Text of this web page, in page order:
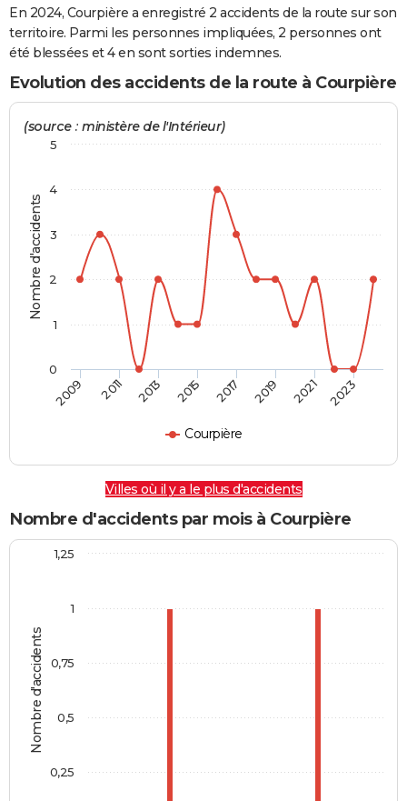
Destinations
City break
Voyage nature
Voyage de noces
Forum
Climat
+
GUIDES D'ACHAT
CARTE DE VOEUX
Dictionnaire
Biographies
Citations
Expressions
Proverbes
PROGRAMME TV
COPAINS D'AVANT
S'inscrire
Se connecter
Lycées
Collèges
Primaires
Universités
Entreprises
Service militaire
Avis de recherche
AVIS DE DÉCÈS
FORUM
En 2024, Courpière a enregistré 2 accidents de la route sur son
territoire. Parmi les personnes impliquées, 2 personnes ont
été blessées et 4 en sont sorties indemnes.
Evolution des accidents de la route à Courpière
Nombre d'accidents
(source : ministère de l'Intérieur)
Courpière
2009 2011 2013 2015 2017 2019 2021 2023
0
1
2
3
4
5
Villes où il y a le plus d'accidents
Nombre d'accidents par mois à Courpière
Nombre d'accidents
1
0,25
0,5
0,75
1,25